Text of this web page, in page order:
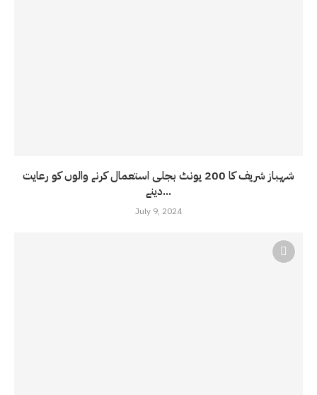
شہباز شریف کا 200 یونٹ بجلی استعمال کرنے والوں کو رعایت
دینے...
July 9, 2024